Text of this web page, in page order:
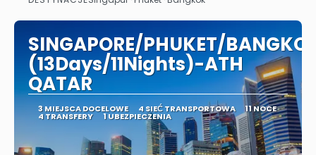
SINGAPORE/PHUKET/
(13Days/11Nights)-ATH
QATAR
3 MIEJSCA DOCELOWE 4 SIEĆ TRANSPORTOWA 11 NOCE
4 TRANSFERY 1 UBEZPIECZENIA